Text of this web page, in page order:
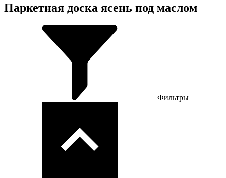
Паркетная доска ясень под маслом
Фильтры